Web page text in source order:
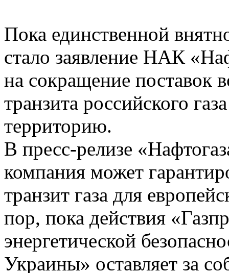
Пока единственной
стало заявление НАК
на сокращение поставок
транзита российского
территорию.
В пресс-релизе
компания может
транзит газа для
пор, пока действия
энергетической
Украины» оставляет за